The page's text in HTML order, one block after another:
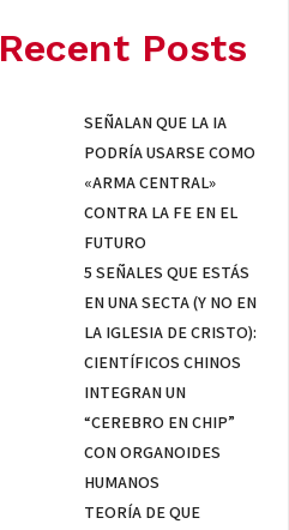
Recent Posts
SEÑALAN QUE LA IA
PODRÍA USARSE COMO
«ARMA CENTRAL»
CONTRA LA FE EN EL
FUTURO
5 SEÑALES QUE ESTÁS
EN UNA SECTA (Y NO EN
LA IGLESIA DE CRISTO):
CIENTÍFICOS CHINOS
INTEGRAN UN
“CEREBRO EN CHIP”
CON ORGANOIDES
HUMANOS
TEORÍA DE QUE